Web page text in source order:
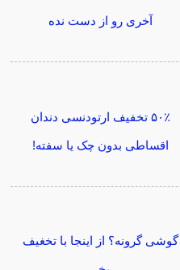
آخری رو از دست نده
۵۰٪ تخفیف ارتودنسی دندان
اقساطی بدون چک یا سفته!
گوشی گرونه؟ از اینجا با تخغیف